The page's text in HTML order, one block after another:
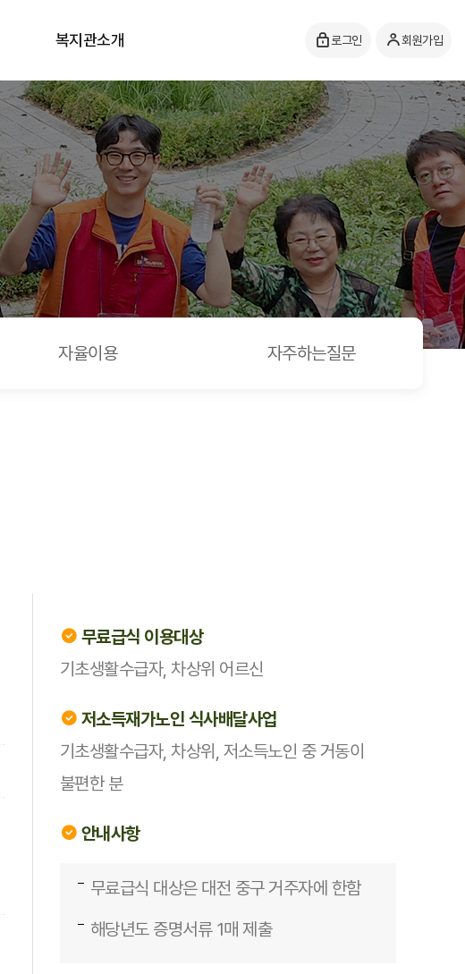
복지관소개 로그인 회원가입
자율이용 자주하는질문
무료급식 이용대상
기초생활수급자, 차상위 어르신
저소득재가노인 식사배달사업
기초생활수급자, 차상위, 저소득노인 중 거동이
불편한 분
안내사항
무료급식 대상은 대전 중구 거주자에 한함
해당년도 증명서류 1매 제출